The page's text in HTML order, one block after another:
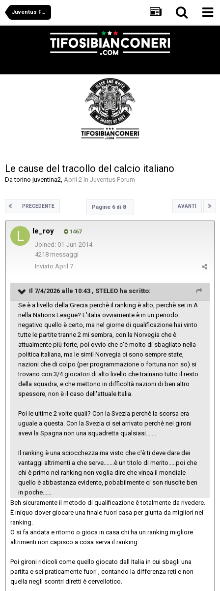
Juventus Forum
Le cause del tracollo del calcio italiano
Datorino juventina2, April 2 in Juventus Forum
PRECEDENTE AVANTI
Pagine 6 di 8
le_roy 1467
Joined: 01-Jun-2014
4218 messaggi
Inviato April 7
Il 7/4/2026 alle 10:43 , STELEO ha scritto:
Se è a livello della Grecia perchè il ranking è alto, perchè sei in A
nella Nations League? L'italia ovviamente è in un periodo
negativo quello è certo, ma nel giorne di qualificazione hai vinto
tutte le partite tranne 2 mi sembra, con la Norvegia che è
attualmente più forte, poi ovvio che c'è molto di sbagliato nella
politica italiana, ma le simil Norvegia ci sono sempre state,
nazioni che di colpo (per programmazione o fortuna non so) si
trovano con 3/4 giocatori di alto livello che trainano tutto il resto
della squadra, e che mettono in difficoltà nazioni di ben altro
spessore, non è il caso dell'attuale Italia.
Poi le ultime 2 volte quali? Con la Svezia perchè la scorsa era
uguale a questa. Con la Svezia ci sei arrivato perchè nei gironi
avevi la Spagna non una squadretta qualsiasi.......
Il ranking è una sciocchezza ma visto che c'è ti deve dare dei
vantaggi altrimenti a che serve.......è un titolo di merito.....poi che
chi è primo nel ranking non voglia dire che vinca il mondiale
quello è abbastanza evidente, pobabilmente ci son riuscite ben
in poche......
Beh sicuramente il metodo di qualificazione è totalmente da rivedere.
È iniquo dover giocare una finale fuori casa per giunta da migliori nel
ranking.
O si fa andata e ritorno o gioca in casa chi ha un ranking migliore
altrimenti non capisco a cosa serva il ranking.
Poi gironi ridicoli come quello giocato dall Italia in cui sbagli una
partita e sei praticamente fuori , contando la differenza reti e non
quella negli scontri diretti è cervellotico.